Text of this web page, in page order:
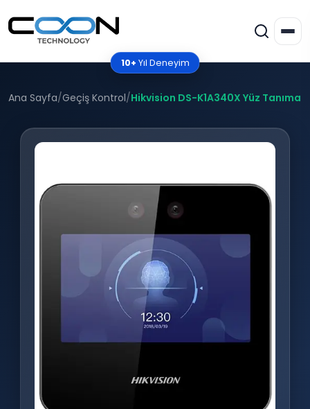
10+ Yıl Deneyim
Ana Sayfa/Geçiş Kontrol/Hikvision DS-K1A340X Yüz Tanıma